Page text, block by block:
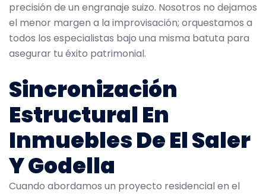
precisión de un engranaje suizo. Nosotros no dejamos
el menor margen a la improvisación; orquestamos a
todos los especialistas bajo una misma batuta para
asegurar tu éxito patrimonial.
Sincronización
Estructural En
Inmuebles De El Saler
Y Godella
Cuando abordamos un proyecto residencial en el